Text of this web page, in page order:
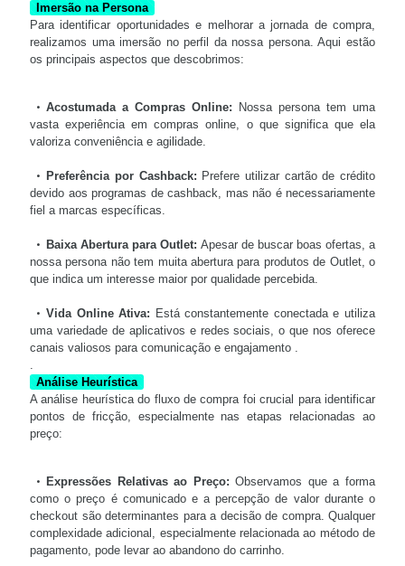
Imersão na Persona
Para identificar oportunidades e melhorar a jornada de compra,
realizamos uma imersão no perfil da nossa persona. Aqui estão
os principais aspectos que descobrimos:
Acostumada a Compras Online: Nossa persona tem uma
vasta experiência em compras online, o que significa que ela
valoriza conveniência e agilidade.
Preferência por Cashback: Prefere utilizar cartão de crédito
devido aos programas de cashback, mas não é necessariamente
fiel a marcas específicas.
Baixa Abertura para Outlet: Apesar de buscar boas ofertas, a
nossa persona não tem muita abertura para produtos de Outlet, o
que indica um interesse maior por qualidade percebida.
Vida Online Ativa: Está constantemente conectada e utiliza
uma variedade de aplicativos e redes sociais, o que nos oferece
canais valiosos para comunicação e engajamento .
.
Análise Heurística
A análise heurística do fluxo de compra foi crucial para identificar
pontos de fricção, especialmente nas etapas relacionadas ao
preço:
Expressões Relativas ao Preço: Observamos que a forma
como o preço é comunicado e a percepção de valor durante o
checkout são determinantes para a decisão de compra. Qualquer
complexidade adicional, especialmente relacionada ao método de
pagamento, pode levar ao abandono do carrinho.